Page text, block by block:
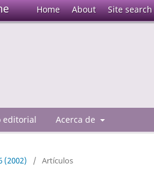
Home About Site search
editorial Acerca de
(2002) / Artículos